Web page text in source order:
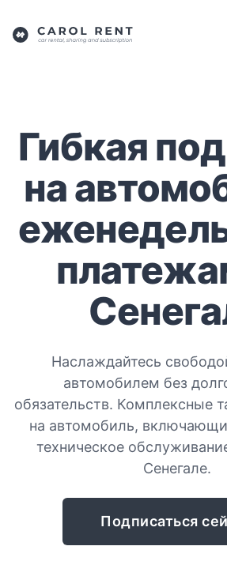
Гибкая
на
Наслаждайтесь
автомобилем без
обязательств. Комплексные
на автомобиль,
техническое
Сенегале.
Подписаться